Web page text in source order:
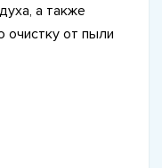
а также
от пыли